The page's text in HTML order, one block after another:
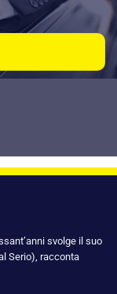
svolge il suo
Serio), racconta